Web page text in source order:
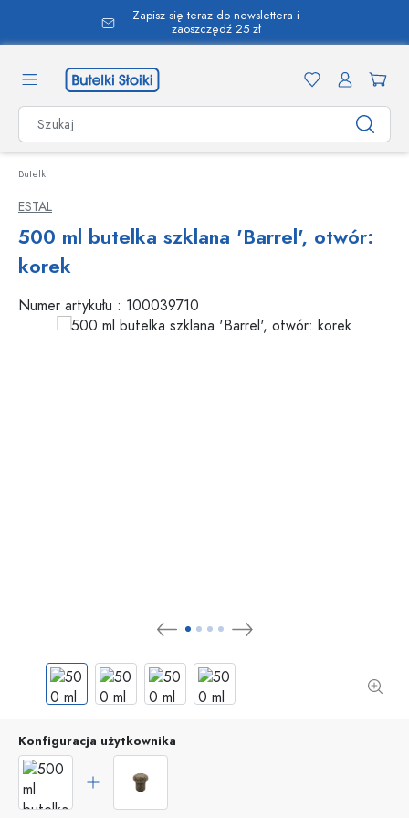
zawartości
Zapisz się teraz do newslettera i
zaoszczędź 25 zł
Butelki
ESTAL
500 ml butelka szklana 'Barrel', otwór:
korek
Numer artykułu : 100039710
Konfiguracja użytkownika